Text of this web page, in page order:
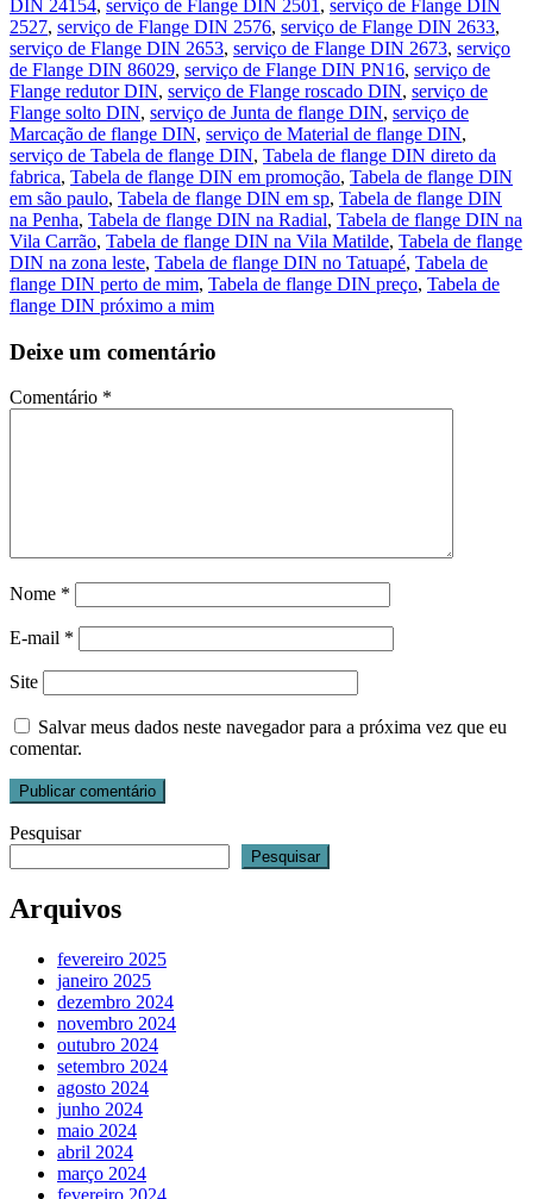
DIN 24154, serviço de Flange DIN 2501 , serviço de Flange DIN
2527, serviço de Flange DIN 2576, serviço de Flange DIN 2633,
serviço de Flange DIN 2653, serviço de Flange DIN 2673, serviço
de Flange DIN 86029, serviço de Flange DIN PN16, serviço de
Flange redutor DIN, serviço de Flange roscado DIN, serviço de
Flange solto DIN, serviço de Junta de flange DIN, serviço de
Marcação de flange DIN, serviço de Material de flange DIN,
serviço de Tabela de flange DIN, Tabela de flange DIN direto da
fabrica, Tabela de flange DIN em promoção, Tabela de flange DIN
em são paulo, Tabela de flange DIN em sp, Tabela de flange DIN
na Penha, Tabela de flange DIN na Radial, Tabela de flange DIN na
Vila Carrão, Tabela de flange DIN na Vila Matilde, Tabela de flange
DIN na zona leste, Tabela de flange DIN no Tatuapé, Tabela de
flange DIN perto de mim, Tabela de flange DIN preço, Tabela de
flange DIN próximo a mim
Deixe um comentário
Comentário *
Nome *
E-mail *
Site
Salvar meus dados neste navegador para a próxima vez que eu
comentar.
Pesquisar
Pesquisar
Arquivos
fevereiro 2025
janeiro 2025
dezembro 2024
novembro 2024
outubro 2024
setembro 2024
agosto 2024
junho 2024
maio 2024
abril 2024
março 2024
fevereiro 2024